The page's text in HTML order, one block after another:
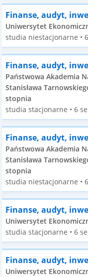
Finanse, audyt,
Uniwersytet
studia niestacjonarne •
Finanse, audyt,
Państwowa Akademia
Stanisława
stopnia
studia stacjonarne • 6
Finanse, audyt,
Państwowa Akademia
Stanisława
stopnia
studia niestacjonarne •
Finanse, audyt,
Uniwersytet
studia stacjonarne • 6
Finanse, audyt,
Uniwersytet